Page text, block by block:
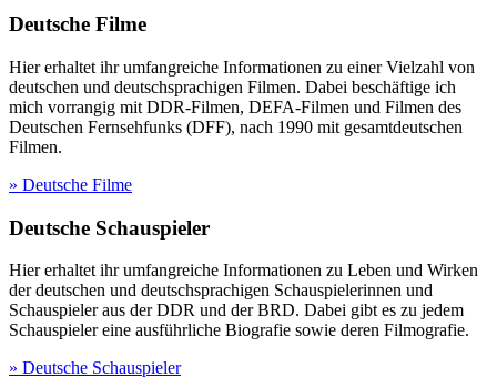
Deutsche Filme
Hier erhaltet ihr umfangreiche Informationen zu einer Vielzahl von
deutschen und deutschsprachigen Filmen. Dabei beschäftige ich
mich vorrangig mit DDR-Filmen, DEFA-Filmen und Filmen des
Deutschen Fernsehfunks (DFF), nach 1990 mit gesamtdeutschen
Filmen.
» Deutsche Filme
Deutsche Schauspieler
Hier erhaltet ihr umfangreiche Informationen zu Leben und Wirken
der deutschen und deutschsprachigen Schauspielerinnen und
Schauspieler aus der DDR und der BRD. Dabei gibt es zu jedem
Schauspieler eine ausführliche Biografie sowie deren Filmografie.
» Deutsche Schauspieler